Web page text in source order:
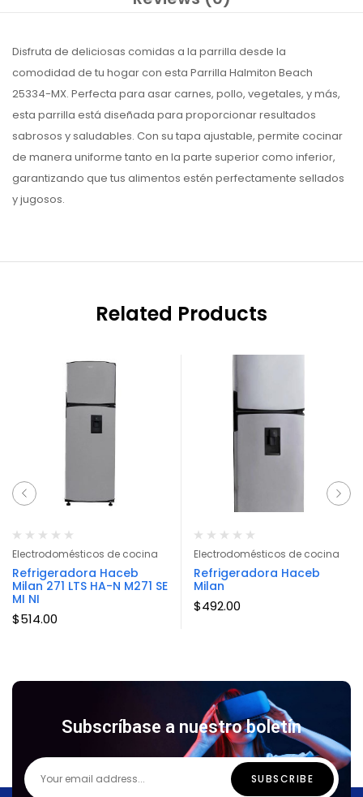
Disfruta de deliciosas comidas a la parrilla desde la
comodidad de tu hogar con esta Parrilla Halmiton Beach
25334-MX. Perfecta para asar carnes, pollo, vegetales, y más,
esta parrilla está diseñada para proporcionar resultados
sabrosos y saludables. Con su tapa ajustable, permite cocinar
de manera uniforme tanto en la parte superior como inferior,
garantizando que tus alimentos estén perfectamente sellados
y jugosos.
Related Products
Electrodomésticos de cocina
Refrigeradora Haceb
Milan 271 LTS HA-N M271 SE
MI NI
$514.00
Electrodomésticos de cocina
Refrigeradora Haceb
Milan
$492.00
Subscríbase a nuestro boletín